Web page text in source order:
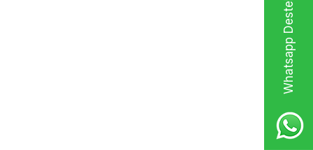
Whatsapp Destek Hattı